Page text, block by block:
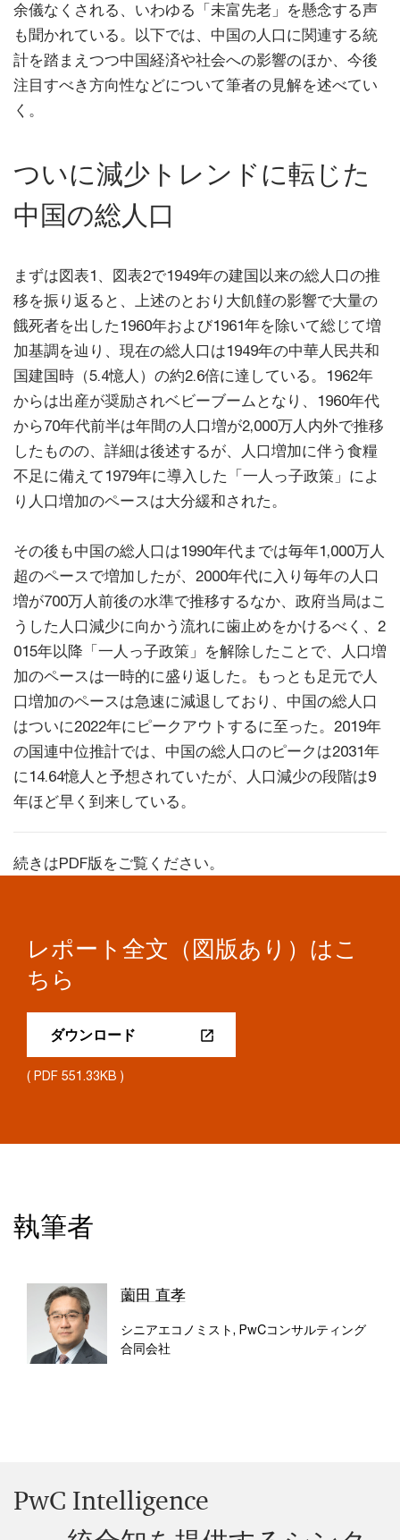
余儀なくされる、いわゆる「未富先老」を懸念する声
も聞かれている。以下では、中国の人口に関連する統
計を踏まえつつ中国経済や社会への影響のほか、今後
注目すべき方向性などについて筆者の見解を述べてい
く。
ついに減少トレンドに転じた
中国の総人口
まずは図表1、図表2で1949年の建国以来の総人口の推
移を振り返ると、上述のとおり大飢饉の影響で大量の
餓死者を出した1960年および1961年を除いて総じて増
加基調を辿り、現在の総人口は1949年の中華人民共和
国建国時（5.4憶人）の約2.6倍に達している。1962年
からは出産が奨励されベビーブームとなり、1960年代
から70年代前半は年間の人口増が2,000万人内外で推移
したものの、詳細は後述するが、人口増加に伴う食糧
不足に備えて1979年に導入した「一人っ子政策」によ
り人口増加のペースは大分緩和された。
その後も中国の総人口は1990年代までは毎年1,000万人
超のペースで増加したが、2000年代に入り毎年の人口
増が700万人前後の水準で推移するなか、政府当局はこ
うした人口減少に向かう流れに歯止めをかけるべく、2
015年以降「一人っ子政策」を解除したことで、人口増
加のペースは一時的に盛り返した。もっとも足元で人
口増加のペースは急速に減退しており、中国の総人口
はついに2022年にピークアウトするに至った。2019年
の国連中位推計では、中国の総人口のピークは2031年
に14.64憶人と予想されていたが、人口減少の段階は9
年ほど早く到来している。
続きはPDF版をご覧ください。
レポート全文（図版あり）はこ
ちら
ダウンロード
( PDF 551.33KB )
執筆者
薗田 直孝
シニアエコノミスト, PwCコンサルティング
合同会社
PwC Intelligence